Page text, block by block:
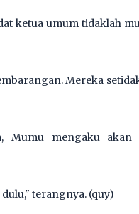
ketua umum tidaklah
Mereka
Mumu mengaku akan
terangnya. (quy)